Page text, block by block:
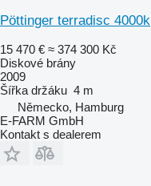
Pöttinger terradisc 4000k
15 470 € ≈ 374 300 Kč
Diskové brány
2009
Šířka držáku 4 m
Německo, Hamburg
E-FARM GmbH
Kontakt s dealerem